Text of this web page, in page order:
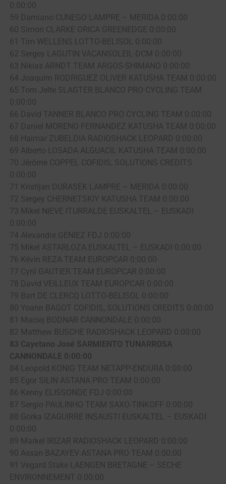
0:00:00
59 Damiano CUNEGO LAMPRE – MERIDA 0:00:00
60 Simon CLARKE ORICA GREENEDGE 0:00:00
61 Tim WELLENS LOTTO-BELISOL 0:00:00
62 Sergey LAGUTIN VACANSOLEIL-DCM 0:00:00
63 Nikias ARNDT TEAM ARGOS-SHIMANO 0:00:00
64 Joaquim RODRIGUEZ OLIVER KATUSHA TEAM 0:00:00
65 Tom Jelte SLAGTER BLANCO PRO CYCLING TEAM
0:00:00
66 David TANNER BLANCO PRO CYCLING TEAM 0:00:00
67 Daniel MORENO FERNANDEZ KATUSHA TEAM 0:00:00
68 Haimar ZUBELDIA RADIOSHACK LEOPARD 0:00:00
69 Alberto LOSADA ALGUACIL KATUSHA TEAM 0:00:00
70 Jérôme COPPEL COFIDIS, SOLUTIONS CREDITS
0:00:00
71 Kristijan DURASEK LAMPRE – MERIDA 0:00:00
72 Sergey CHERNETSKIY KATUSHA TEAM 0:00:00
73 Mikel NIEVE ITURRALDE EUSKALTEL – EUSKADI
0:00:00
74 Alexandre GENIEZ FDJ 0:00:00
75 Mikel ASTARLOZA EUSKALTEL – EUSKADI 0:00:00
76 Kévin REZA TEAM EUROPCAR 0:00:00
77 Cyril GAUTIER TEAM EUROPCAR 0:00:00
78 David VEILLEUX TEAM EUROPCAR 0:00:00
79 Bart DE CLERCQ LOTTO-BELISOL 0:00:00
80 Yoann BAGOT COFIDIS, SOLUTIONS CREDITS 0:00:00
81 Maciej BODNAR CANNONDALE 0:00:00
82 Matthew BUSCHE RADIOSHACK LEOPARD 0:00:00
83 Cayetano José SARMIENTO TUNARROSA
CANNONDALE 0:00:00
84 Leopold KONIG TEAM NETAPP-ENDURA 0:00:00
85 Egor SILIN ASTANA PRO TEAM 0:00:00
86 Kenny ELISSONDE FDJ 0:00:00
87 Sergio PAULINHO TEAM SAXO-TINKOFF 0:00:00
88 Gorka IZAGUIRRE INSAUSTI EUSKALTEL – EUSKADI
0:00:00
89 Markel IRIZAR RADIOSHACK LEOPARD 0:00:00
90 Assan BAZAYEV ASTANA PRO TEAM 0:00:00
91 Vegard Stake LAENGEN BRETAGNE – SECHE
ENVIRONNEMENT 0:00:00